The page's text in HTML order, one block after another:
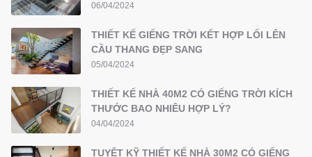
06/04/2024
THIẾT KẾ GIẾNG TRỜI KẾT HỢP LỐI LÊN
CẦU THANG ĐẸP SANG
05/04/2024
THIẾT KẾ NHÀ 40M2 CÓ GIẾNG TRỜI KÍCH
THƯỚC BAO NHIÊU HỢP LÝ?
04/04/2024
TUYỆT KỸ THIẾT KẾ NHÀ 30M2 CÓ GIẾNG